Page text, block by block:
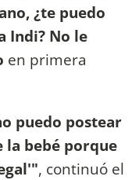
¿te puedo
Indi? No le
en primera
puedo postear
bebé porque
, continuó el